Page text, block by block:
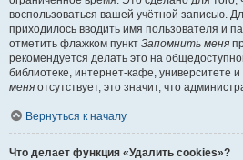
воспользоваться вашей учётной записью.
приходилось вводить имя пользователя и
отметить флажком пункт Запомнить меня
рекомендуется делать это на
библиотеке, интернет-кафе, университете и
меня отсутствует, это значит, что
Вернуться к началу
Что делает функция «Удалить cookies»?